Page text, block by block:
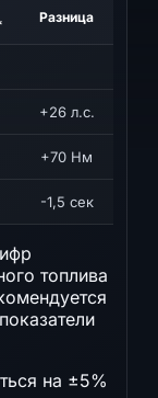
Разница
+26 л.с.
+70 Нм
-1,5 сек
топлива
на ±5%